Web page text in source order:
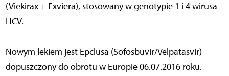
(Viekirax + Exviera), stosowany w genotypie 1 i 4 wirusa
HCV.
Nowym lekiem jest Epclusa (Sofosbuvir/Velpatasvir)
dopuszczony do obrotu w Europie 06.07.2016 roku.